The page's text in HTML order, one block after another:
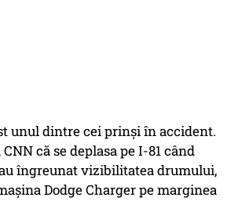
unul dintre cei prinși în accident.
că se deplasa pe I-81 când
îngreunat vizibilitatea drumului,
Dodge Charger pe marginea